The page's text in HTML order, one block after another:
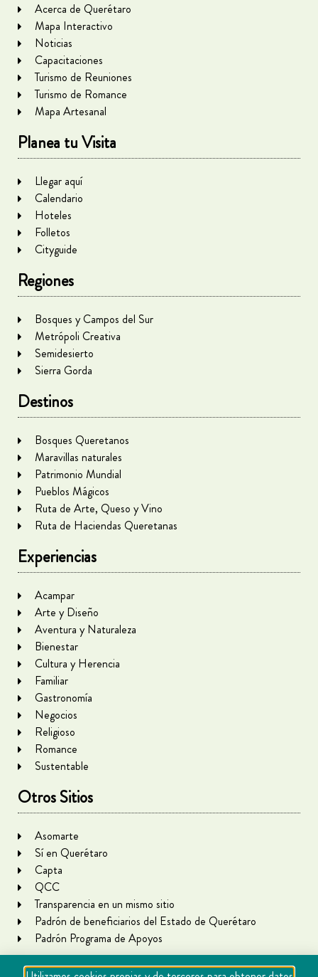
Acerca de Querétaro
Mapa Interactivo
Noticias
Capacitaciones
Turismo de Reuniones
Turismo de Romance
Mapa Artesanal
Planea tu Visita
Llegar aquí
Calendario
Hoteles
Folletos
Cityguide
Regiones
Bosques y Campos del Sur
Metrópoli Creativa
Semidesierto
Sierra Gorda
Destinos
Bosques Queretanos
Maravillas naturales
Patrimonio Mundial
Pueblos Mágicos
Ruta de Arte, Queso y Vino
Ruta de Haciendas Queretanas
Experiencias
Acampar
Arte y Diseño
Aventura y Naturaleza
Bienestar
Cultura y Herencia
Familiar
Gastronomía
Negocios
Religioso
Romance
Sustentable
Otros Sitios
Asomarte
Sí en Querétaro
Capta
QCC
Transparencia en un mismo sitio
Padrón de beneficiarios del Estado de Querétaro
Padrón Programa de Apoyos